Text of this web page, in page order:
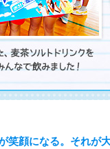
笑顔になる。それが